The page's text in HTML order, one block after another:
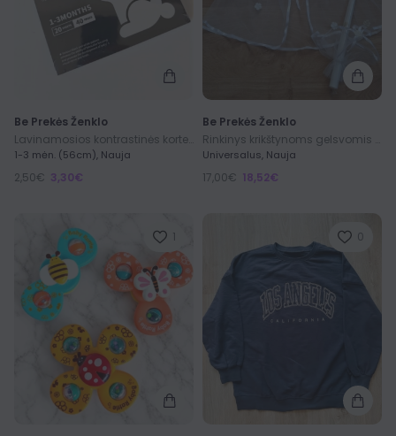
Be Prekės Ženklo
1-3 mėn. (56cm), Nauja
2,50€ 3,30€
Be Prekės Ženklo
Universalus, Nauja
17,00€ 18,52€
1 0